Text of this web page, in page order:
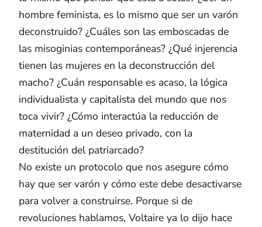
hombre feminista, es lo mismo que ser un varón
deconstruido? ¿Cuáles son las emboscadas de
las misoginias contemporáneas? ¿Qué injerencia
tienen las mujeres en la deconstrucción del
macho? ¿Cuán responsable es acaso, la lógica
individualista y capitalista del mundo que nos
toca vivir? ¿Cómo interactúa la reducción de
maternidad a un deseo privado, con la
destitución del patriarcado?
No existe un protocolo que nos asegure cómo
hay que ser varón y cómo este debe desactivarse
para volver a construirse. Porque si de
revoluciones hablamos, Voltaire ya lo dijo hace